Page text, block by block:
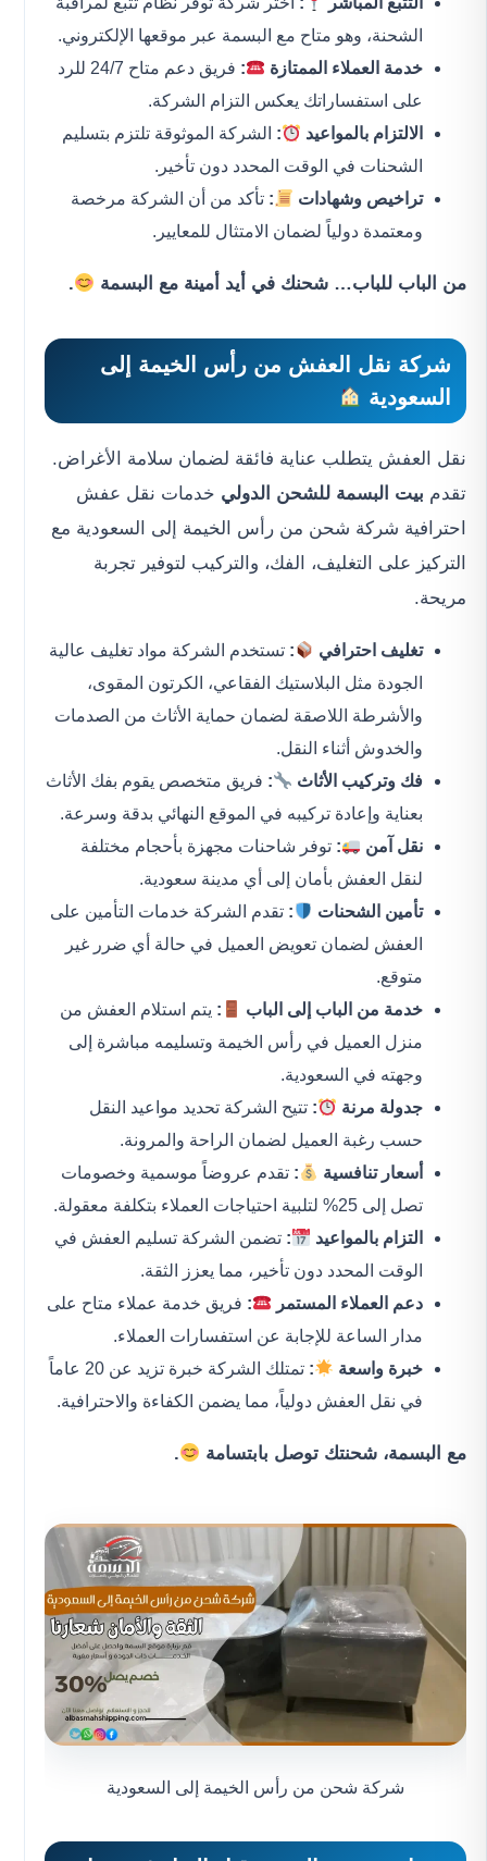
الشحنة، وهو متاح مع البسمة عبر موقعها الإلكتروني.
خدمة العملاء الممتازة
:
فريق دعم متاح 24/7 للرد
على استفساراتك يعكس التزام الشركة.
الالتزام بالمواعيد
: الشركة الموثوقة تلتزم بتسليم
الشحنات في الوقت المحدد دون تأخير.
تراخيص وشهادات
: تأكد من أن الشركة مرخصة
ومعتمدة دولياً لضمان الامتثال للمعايير.
من الباب للباب… شحنك في أيد أمينة مع البسمة .
شركة نقل العفش من رأس الخيمة إلى
السعودية
نقل العفش يتطلب عناية فائقة لضمان سلامة الأغراض.
تقدم بيت البسمة للشحن الدولي خدمات نقل عفش
احترافية شركة شحن من رأس الخيمة إلى السعودية مع
التركيز على التغليف، الفك، والتركيب لتوفير تجربة
مريحة.
تغليف احترافي : تستخدم الشركة مواد تغليف عالية
الجودة مثل البلاستيك الفقاعي، الكرتون المقوى،
والأشرطة اللاصقة لضمان حماية الأثاث من الصدمات
والخدوش أثناء النقل.
فك وتركيب الأثاث
: فريق متخصص يقوم بفك الأثاث
بعناية وإعادة تركيبه في الموقع النهائي بدقة وسرعة.
نقل آمن
: توفر شاحنات مجهزة بأحجام مختلفة
لنقل العفش بأمان إلى أي مدينة سعودية.
تأمين الشحنات
: تقدم الشركة خدمات التأمين على
العفش لضمان تعويض العميل في حالة أي ضرر غير
متوقع.
خدمة من الباب إلى الباب
: يتم استلام العفش من
منزل العميل في رأس الخيمة وتسليمه مباشرة إلى
وجهته في السعودية.
جدولة مرنة
: تتيح الشركة تحديد مواعيد النقل
حسب رغبة العميل لضمان الراحة والمرونة.
أسعار تنافسية
: تقدم عروضاً موسمية وخصومات
تصل إلى 25% لتلبية احتياجات العملاء بتكلفة معقولة.
التزام بالمواعيد
: تضمن الشركة تسليم العفش في
الوقت المحدد دون تأخير، مما يعزز الثقة.
دعم العملاء المستمر
: فريق خدمة عملاء متاح على
مدار الساعة للإجابة عن استفسارات العملاء.
خبرة واسعة
:
تمتلك الشركة خبرة تزيد عن 20 عاماً
في نقل العفش دولياً، مما يضمن الكفاءة والاحترافية.
مع البسمة، شحنتك توصل بابتسامة .
شركة شحن من رأس الخيمة إلى السعودية